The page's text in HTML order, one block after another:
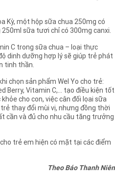
Kỳ, một hộp sữa chua 250mg có
sữa tươi chỉ có 300mg canxi.
C trong sữa chua – loại thực
dinh dưỡng hợp lý sẽ giúp trẻ phát
tinh thần.
chọn sản phẩm Wel Yo cho trẻ:
Berry, Vitamin C,… tạo điều kiện tốt
cho con, việc cân đối lọai sữa
thay đổi mùi vị, nhưng đồng thời
cần và đủ cho nhu cầu tăng trưởng
trẻ em hiện có mặt tại các điểm
Theo Báo Thanh Niên